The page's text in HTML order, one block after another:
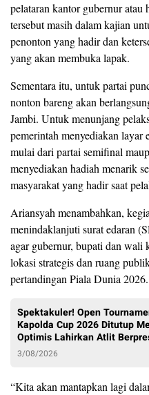
pelataran kantor gubernur
tersebut masih dalam kajian
penonton yang hadir dan
yang akan membuka lapak.
Sementara itu, untuk partai
nonton bareng akan
Jambi. Untuk menunjang
pemerintah menyediakan
mulai dari partai semifinal
menyediakan hadiah menarik
masyarakat yang hadir saat
Ariansyah menambahkan,
menindaklanjuti surat edaran
agar gubernur, bupati dan
lokasi strategis dan ruang
pertandingan Piala Dunia 2026.
Spektakuler! Open
Kapolda Cup 2026 Ditutup
Optimis Lahirkan Atlit
3/08/2026
“Kita akan mantapkan lagi